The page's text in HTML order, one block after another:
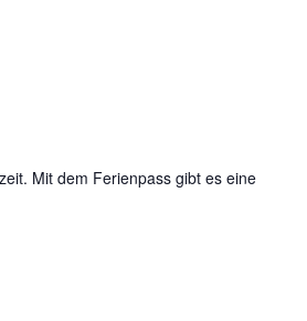
Mit dem Ferienpass gibt es eine